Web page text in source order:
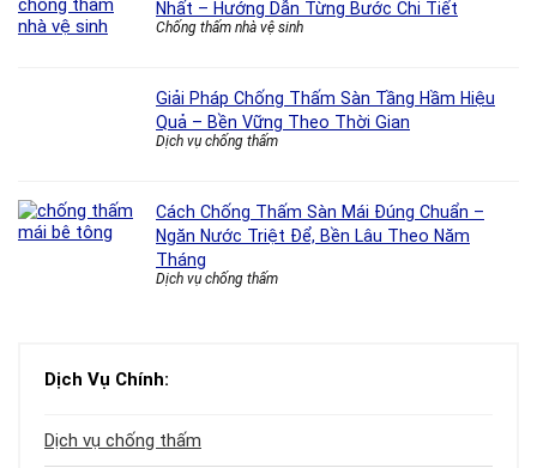
Nhất – Hướng Dẫn Từng Bước Chi Tiết
Chống thấm nhà vệ sinh
Giải Pháp Chống Thấm Sàn Tầng Hầm Hiệu
Quả – Bền Vững Theo Thời Gian
Dịch vụ chống thấm
Cách Chống Thấm Sàn Mái Đúng Chuẩn –
Ngăn Nước Triệt Để, Bền Lâu Theo Năm
Tháng
Dịch vụ chống thấm
Dịch Vụ Chính:
Dịch vụ chống thấm